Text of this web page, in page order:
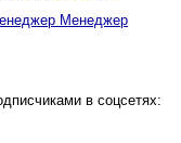
Менеджер
в соцсетях: